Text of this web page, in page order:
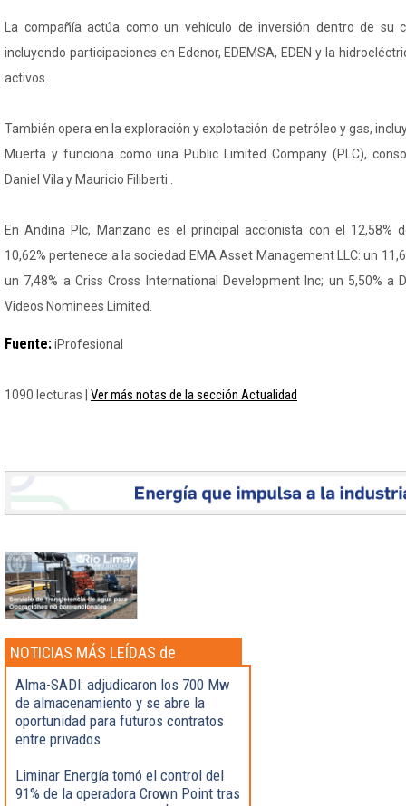
La compañía actúa como un vehículo de inversión dentro de su
incluyendo participaciones en Edenor, EDEMSA, EDEN y la
activos.
También opera en la exploración y explotación de petróleo y gas,
Muerta y funciona como una Public Limited Company (PLC),
Daniel Vila y Mauricio Filiberti .
En Andina Plc, Manzano es el principal accionista con el 12,58%
10,62% pertenece a la sociedad EMA Asset Management LLC: un
un 7,48% a Criss Cross International Development Inc; un 5,50% a
Videos Nominees Limited.
Fuente:iProfesional
1090 lecturas | Ver más notas de la sección Actualidad
NOTICIAS MÁS LEÍDAS de
Actualidad
Alma-SADI: adjudicaron los 700 Mw
de almacenamiento y se abre la
oportunidad para futuros contratos
entre privados
Liminar Energía tomó el control del
91% de la operadora Crown Point tras